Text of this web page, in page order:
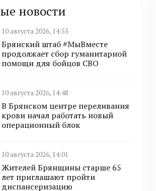
новости
10 августа 2026, 14:55
Брянский штаб #МыВместе
продолжает сбор гуманитарной
помощи для бойцов СВО
10 августа 2026, 14:48
В Брянском центре переливания
крови начал работать новый
операционный блок
10 августа 2026, 14:01
Жителей Брянщины старше 65
лет приглашают пройти
диспансеризацию